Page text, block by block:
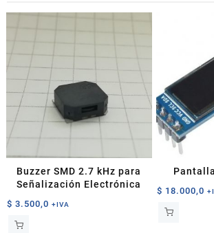
Buzzer SMD 2.7 kHz para
Señalización Electrónica
$ 3.500,0 +IVA
$ 18.000,0